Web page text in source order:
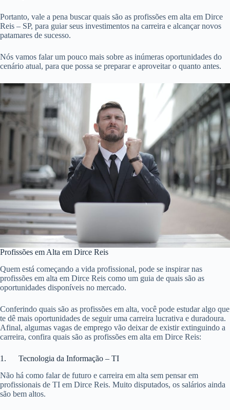
Portanto, vale a pena buscar quais são as profissões em alta em Dirce
Reis – SP, para guiar seus investimentos na carreira e alcançar novos
patamares de sucesso.
Nós vamos falar um pouco mais sobre as inúmeras oportunidades do
cenário atual, para que possa se preparar e aproveitar o quanto antes.
Profissões em Alta em Dirce Reis
Quem está começando a vida profissional, pode se inspirar nas
profissões em alta em Dirce Reis como um guia de quais são as
oportunidades disponíveis no mercado.
Conferindo quais são as profissões em alta, você pode estudar algo que
te dê mais oportunidades de seguir uma carreira lucrativa e duradoura.
Afinal, algumas vagas de emprego vão deixar de existir extinguindo a
carreira, confira quais são as profissões em alta em Dirce Reis:
1. Tecnologia da Informação – TI
Não há como falar de futuro e carreira em alta sem pensar em
profissionais de TI em Dirce Reis. Muito disputados, os salários ainda
são bem altos.